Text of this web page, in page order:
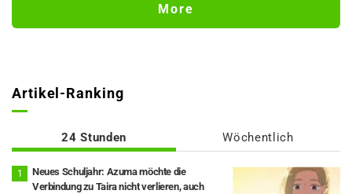
More
Artikel-Ranking
24 Stunden Wöchentlich
Neues Schuljahr: Azuma möchte die
Verbindung zu Taira nicht verlieren, auch